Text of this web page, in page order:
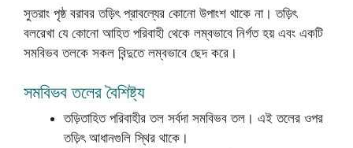
সুতরাং পৃষ্ঠ বরাবর তড়িৎ প্রাবল্যের কোনো উপাংশ থাকে না। তড়িৎ
বলরেখা যে কোনো আহিত পরিবাহী থেকে লম্বভাবে নির্গত হয় এবং একটি
সমবিভব তলকে সকল বিন্দুতে লম্বভাবে ছেদ করে।
সমবিভব তলের বৈশিষ্ট্য
তড়িতাহিত পরিবাহীর তল সর্বদা সমবিভব তল। এই তলের ওপর
তড়িৎ আধানগুলি স্থির থাকে।